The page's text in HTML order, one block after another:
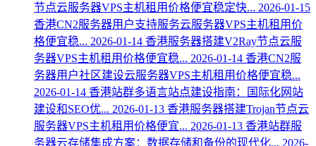
节点云服务器VPS主机租用价格便宜稳定快... 2026-01-15
香港CN2服务器用户支持服务云服务器VPS主机租用价
格便宜稳... 2026-01-14 香港服务器搭建V2Ray节点云服
务器VPS主机租用价格便宜稳... 2026-01-14 香港CN2服
务器用户社区建设云服务器VPS主机租用价格便宜稳...
2026-01-14 香港站群多语言站点建设指南：国际化网站
建设和SEO优... 2026-01-13 香港服务器搭建Trojan节点云
服务器VPS主机租用价格便宜... 2026-01-13 香港站群服
务器云存储集成方案：数据存储和备份的现代化... 2026-